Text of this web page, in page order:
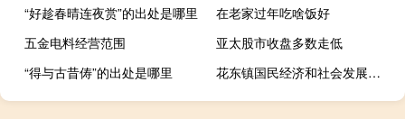
“好趁春晴连夜赏”的出处是哪里
在老家过年吃啥饭好
五金电料经营范围
亚太股市收盘多数走低
“得与古昔俦”的出处是哪里
花东镇国民经济和社会发展第十一个五年规划纲要(关于花东镇国民经济和社会发展第十一个五年规划纲要简述)